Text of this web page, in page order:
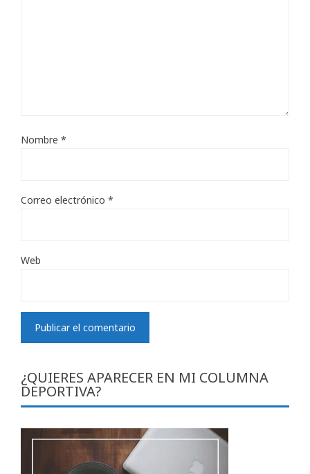
Nombre *
Correo electrónico *
Web
¿QUIERES APARECER EN MI COLUMNA
DEPORTIVA?